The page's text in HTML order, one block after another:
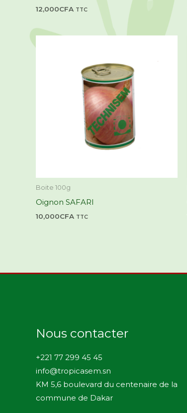
12,000CFA TTC
Boite 100g
Oignon SAFARI
10,000CFA TTC
Nous contacter
+221 77 299 45 45
info@tropicasem.sn
KM 5,6 boulevard du centenaire de la
commune de Dakar